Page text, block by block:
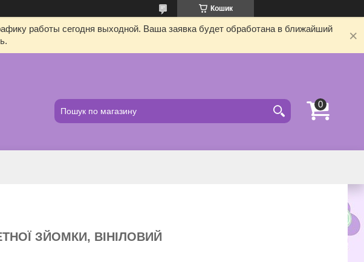
Кошик
работы сегодня выходной. Ваша заявка будет обработана в ближайший
ЗЙОМКИ, ВІНІЛОВИЙ